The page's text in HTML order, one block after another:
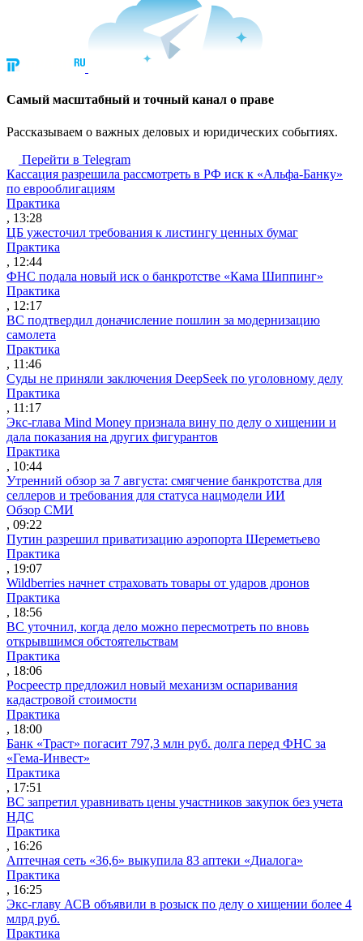
Cамый масштабный и точный канал о праве
Рассказываем о важных деловых и юридических событиях.
Перейти в Telegram
Кассация разрешила рассмотреть в РФ иск к «Альфа-Банку»
по еврооблигациям
Практика
, 13:28
ЦБ ужесточил требования к листингу ценных бумаг
Практика
, 12:44
ФНС подала новый иск о банкротстве «Кама Шиппинг»
Практика
, 12:17
ВС подтвердил доначисление пошлин за модернизацию
самолета
Практика
, 11:46
Суды не приняли заключения DeepSeek по уголовному делу
Практика
, 11:17
Экс-глава Mind Money признала вину по делу о хищении и
дала показания на других фигурантов
Практика
, 10:44
Утренний обзор за 7 августа: смягчение банкротства для
селлеров и требования для статуса нацмодели ИИ
Обзор СМИ
, 09:22
Путин разрешил приватизацию аэропорта Шереметьево
Практика
, 19:07
Wildberries начнет страховать товары от ударов дронов
Практика
, 18:56
ВС уточнил, когда дело можно пересмотреть по вновь
открывшимся обстоятельствам
Практика
, 18:06
Росреестр предложил новый механизм оспаривания
кадастровой стоимости
Практика
, 18:00
Банк «Траст» погасит 797,3 млн руб. долга перед ФНС за
«Гема-Инвест»
Практика
, 17:51
ВС запретил уравнивать цены участников закупок без учета
НДС
Практика
, 16:26
Аптечная сеть «36,6» выкупила 83 аптеки «Диалога»
Практика
, 16:25
Экс-главу АСВ объявили в розыск по делу о хищении более 4
млрд руб.
Практика